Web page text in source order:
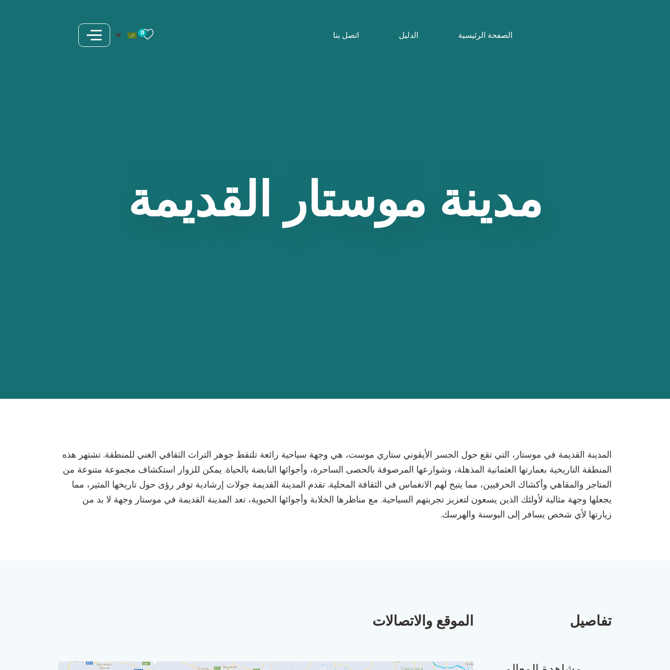
الصفحة الرئيسية الدليل اتصل بنا 0
مدينة موستار القديمة
المدينة القديمة في موستار، التي تقع حول الجسر الأيقوني ستاري موست، هي وجهة سياحية رائعة تلتقط جوهر التراث الثقافي الغني للمنطقة. تشتهر هذه
المنطقة التاريخية بعمارتها العثمانية المذهلة، وشوارعها المرصوفة بالحصى الساحرة، وأجوائها النابضة بالحياة. يمكن للزوار استكشاف مجموعة متنوعة من
المتاجر والمقاهي وأكشاك الحرفيين، مما يتيح لهم الانغماس في الثقافة المحلية. تقدم المدينة القديمة جولات إرشادية توفر رؤى حول تاريخها المثير، مما
يجعلها وجهة مثالية لأولئك الذين يسعون لتعزيز تجربتهم السياحية. مع مناظرها الخلابة وأجوائها الحيوية، تعد المدينة القديمة في موستار وجهة لا بد من
زيارتها لأي شخص يسافر إلى البوسنة والهرسك.
تفاصيل الموقع والاتصالات